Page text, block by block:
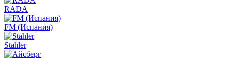
RADA
FM (Испания)
Stahler